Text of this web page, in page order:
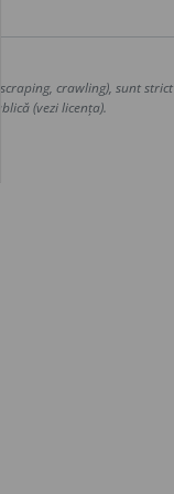
crawling), sunt strict
(vezi licența).